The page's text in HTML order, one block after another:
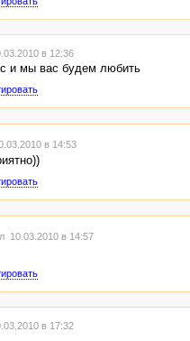
в 12:36
и мы вас будем любить
в 14:53
10.03.2010 в 14:57
в 17:32